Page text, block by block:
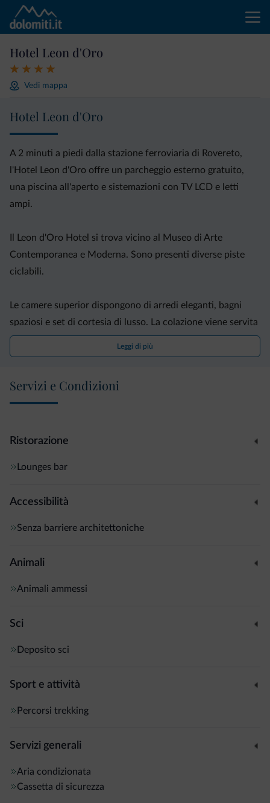
Hotel Leon d'Oro
Vedi mappa
Hotel Leon d'Oro
A 2 minuti a piedi dalla stazione ferroviaria di Rovereto,
l'Hotel Leon d'Oro offre un parcheggio esterno gratuito,
una piscina all'aperto e sistemazioni con TV LCD e letti
ampi.
Il Leon d'Oro Hotel si trova vicino al Museo di Arte
Contemporanea e Moderna. Sono presenti diverse piste
ciclabili.
Le camere superior dispongono di arredi eleganti, bagni
spaziosi e set di cortesia di lusso. La colazione viene servita
dalle 07:00 alle 10:00.
Leggi di più
Servizi e Condizioni
Ristorazione
Lounges bar
Accessibilità
Senza barriere architettoniche
Animali
Animali ammessi
Sci
Deposito sci
Sport e attività
Percorsi trekking
Servizi generali
Aria condizionata
Cassetta di sicurezza